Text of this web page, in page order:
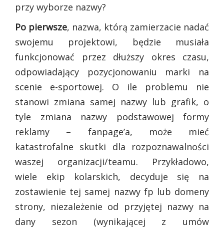
przy wyborze nazwy?
Po pierwsze, nazwa, którą zamierzacie nadać
swojemu projektowi, będzie musiała
funkcjonować przez dłuższy okres czasu,
odpowiadający pozycjonowaniu marki na
scenie e-sportowej. O ile problemu nie
stanowi zmiana samej nazwy lub grafik, o
tyle zmiana nazwy podstawowej formy
reklamy – fanpage’a, może mieć
katastrofalne skutki dla rozpoznawalności
waszej organizacji/teamu. Przykładowo,
wiele ekip kolarskich, decyduje się na
zostawienie tej samej nazwy fp lub domeny
strony, niezależenie od przyjętej nazwy na
dany sezon (wynikającej z umów